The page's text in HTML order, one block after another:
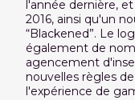
l'année dernière,
2016, ainsi qu'un
“Blackened”. Le
également de
agencement
nouvelles règles
l'expérience de